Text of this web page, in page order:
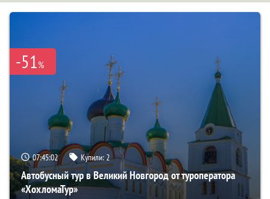
-51%
07:45:01 Купили:2
Автобусный тур в Великий Новгород от туроператора
«ХохломаТур»